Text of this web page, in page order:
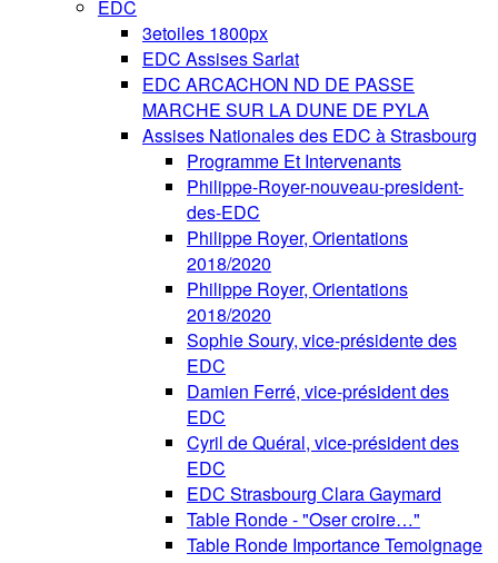
EDC
3etoiles 1800px
EDC Assises Sarlat
EDC ARCACHON ND DE PASSE
MARCHE SUR LA DUNE DE PYLA
Assises Nationales des EDC à Strasbourg
Programme Et Intervenants
Philippe-Royer-nouveau-president-
des-EDC
Philippe Royer, Orientations
2018/2020
Philippe Royer, Orientations
2018/2020
Sophie Soury, vice-présidente des
EDC
Damien Ferré, vice-président des
EDC
Cyril de Quéral, vice-président des
EDC
EDC Strasbourg Clara Gaymard
Table Ronde - "Oser croire…"
Table Ronde Importance Temoignage